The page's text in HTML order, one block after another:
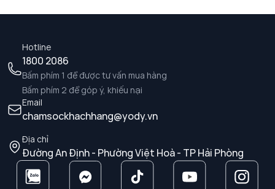
Hotline
1800 2086
Bấm phím 1 để được tư vấn mua hàng
Bấm phím 2 để góp ý, khiếu nại
Email
chamsockhachhang@yody.vn
Địa chỉ
Đường An Định - Phường Việt Hoà - TP Hải Phòng